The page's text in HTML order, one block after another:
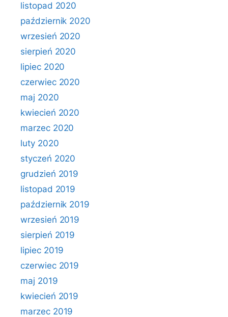
listopad 2020
październik 2020
wrzesień 2020
sierpień 2020
lipiec 2020
czerwiec 2020
maj 2020
kwiecień 2020
marzec 2020
luty 2020
styczeń 2020
grudzień 2019
listopad 2019
październik 2019
wrzesień 2019
sierpień 2019
lipiec 2019
czerwiec 2019
maj 2019
kwiecień 2019
marzec 2019